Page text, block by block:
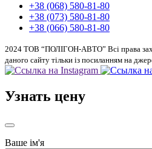
+38 (068) 580-81-80
+38 (073) 580-81-80
+38 (066) 580-81-80
2024 ТОВ “ПОЛІГОН-АВТО” Всі права
даного сайту тільки із посиланням на
Узнать цену
Ваше ім'я